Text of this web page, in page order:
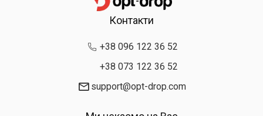
Контакти
+38 096 122 36 52
+38 073 122 36 52
support@opt-drop.com